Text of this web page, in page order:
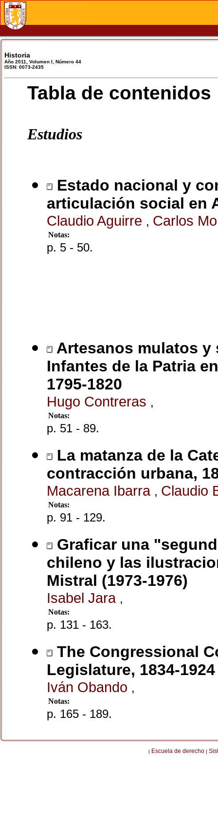
Historia
Año 2011, Volumen I, Número 44
ISSN: 0073-2435
Tabla de contenidos
Estudios
Estado nacional y
articulación social en
Claudio Aguirre , Carlos
Notas:
p. 5 - 50.
Artesanos mulatos y
Infantes de la Patria
1795-1820
Hugo Contreras ,
Notas:
p. 51 - 89.
La matanza de la
contracción urbana,
Macarena Ibarra , Claudio
Notas:
p. 91 - 129.
Graficar una
chileno y las
Mistral (1973-1976)
Isabel Jara ,
Notas:
p. 131 - 163.
The Congressional
Legislature, 1834-1924
Iván Obando ,
Notas:
p. 165 - 189.
| Escuela de derecho |